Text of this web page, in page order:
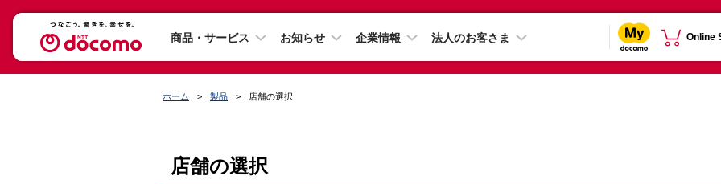
商品・サービス お知らせ 企業情報 法人のお客さま Online
ホーム 製品 店舗の選択
店舗の選択